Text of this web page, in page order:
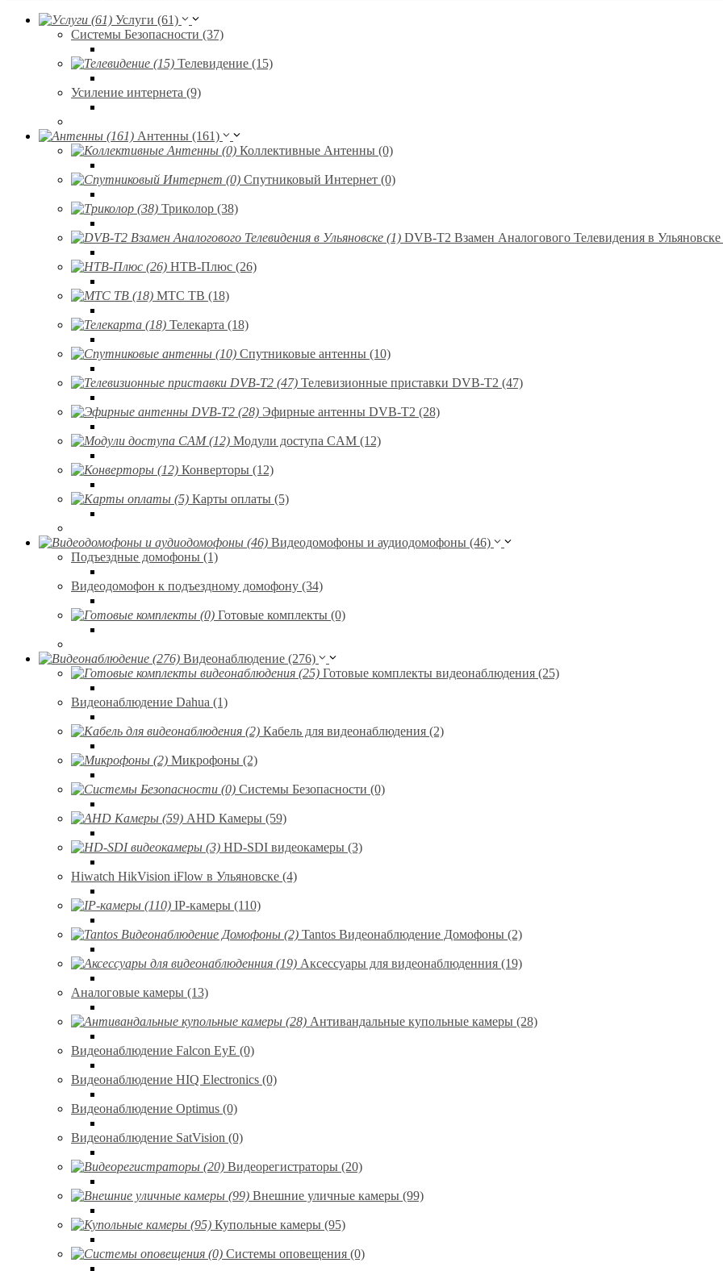
Услуги (61)
Системы Безопасности (37)
Телевидение (15)
Усиление интернета (9)
Антенны (161)
Коллективные Антенны (0)
Спутниковый Интернет (0)
Триколор (38)
DVB-T2 Взамен Аналогового Телевидения в Ульяновске
НТВ-Плюс (26)
МТС ТВ (18)
Телекарта (18)
Спутниковые антенны (10)
Телевизионные приставки DVB-T2 (47)
Эфирные антенны DVB-T2 (28)
Модули доступа CAM (12)
Конверторы (12)
Карты оплаты (5)
Видеодомофоны и аудиодомофоны (46)
Подъездные домофоны (1)
Видеодомофон к подъездному домофону (34)
Готовые комплекты (0)
Видеонаблюдение (276)
Готовые комплекты видеонаблюдения (25)
Видеонаблюдение Dahua (1)
Кабель для видеонаблюдения (2)
Микрофоны (2)
Системы Безопасности (0)
AHD Камеры (59)
HD-SDI видеокамеры (3)
Hiwatch HikVision iFlow в Ульяновске (4)
IP-камеры (110)
Tantos Видеонаблюдение Домофоны (2)
Аксессуары для видеонаблюденния (19)
Аналоговые камеры (13)
Антивандальные купольные камеры (28)
Видеонаблюдение Falcon EyE (0)
Видеонаблюдение HIQ Electronics (0)
Видеонаблюдение Optimus (0)
Видеонаблюдение SatVision (0)
Видеорегистраторы (20)
Внешние уличные камеры (99)
Купольные камеры (95)
Системы оповещения (0)